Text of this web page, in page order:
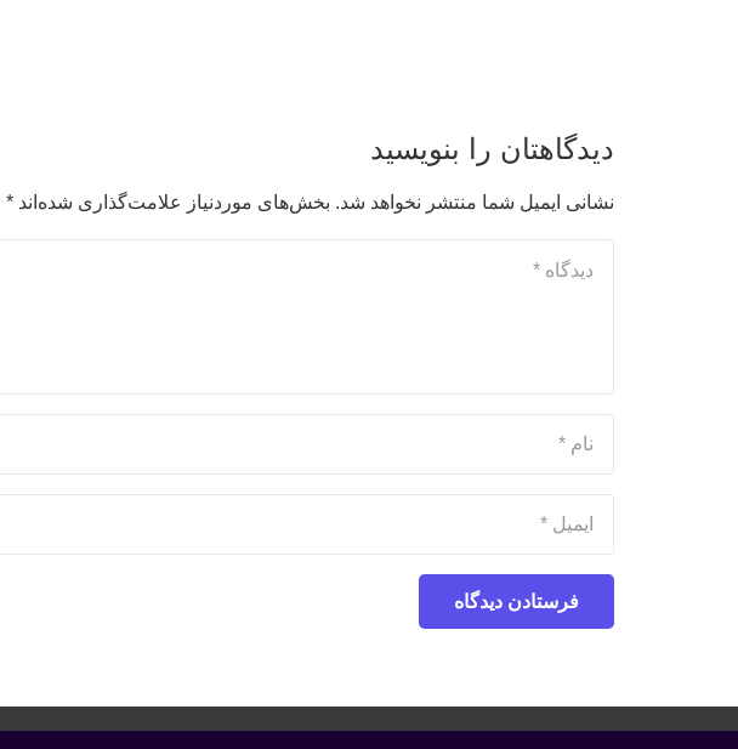
دیدگاهتان را بنویسید
نشانی ایمیل شما منتشر نخواهد شد. بخش‌های موردنیاز علامت‌گذاری شده‌اند *
فرستادن دیدگاه